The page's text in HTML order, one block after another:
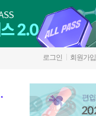
로그인 회원가입